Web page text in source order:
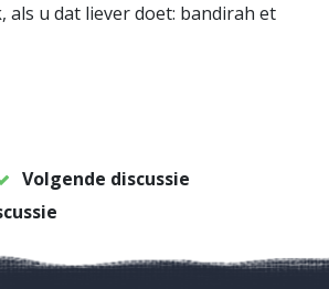
als u dat liever doet: bandirah et
Volgende discussie